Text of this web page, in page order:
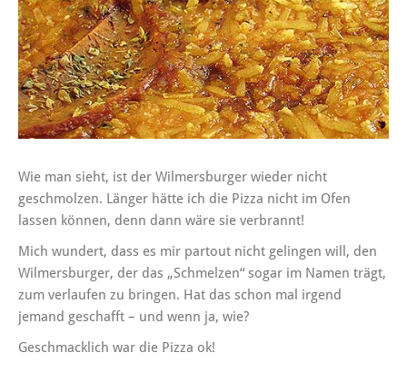
Wie man sieht, ist der Wilmersburger wieder nicht
geschmolzen. Länger hätte ich die Pizza nicht im Ofen
lassen können, denn dann wäre sie verbrannt!
Mich wundert, dass es mir partout nicht gelingen will, den
Wilmersburger, der das „Schmelzen“ sogar im Namen trägt,
zum verlaufen zu bringen. Hat das schon mal irgend
jemand geschafft – und wenn ja, wie?
Geschmacklich war die Pizza ok!